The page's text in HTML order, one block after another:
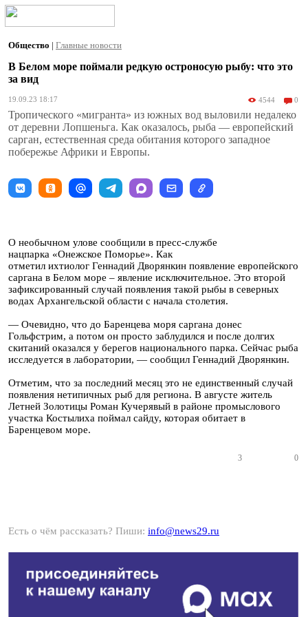
Общество | Главные новости
В Белом море поймали редкую остроносую рыбу: что это
за вид
19.09.23 18:17 4544 0
Тропического «мигранта» из южных вод выловили недалеко
от деревни Лопшеньга. Как оказалось, рыба — европейский
сарган, естественная среда обитания которого западное
побережье Африки и Европы.
О необычном улове сообщили в пресс-службе
нацпарка «Онежское Поморье». Как
отметил ихтиолог Геннадий Дворянкин появление европейского
саргана в Белом море – явление исключительное. Это второй
зафиксированный случай появления такой рыбы в северных
водах Архангельской области с начала столетия.
— Очевидно, что до Баренцева моря саргана донес
Гольфстрим, а потом он просто заблудился и после долгих
скитаний оказался у берегов национального парка. Сейчас рыба
исследуется в лаборатории, — сообщил Геннадий Дворянкин.
Отметим, что за последний месяц это не единственный случай
появления нетипичных рыб для региона. В августе житель
Летней Золотицы Роман Кучерявый в районе промыслового
участка Костылиха поймал сайду, которая обитает в
Баренцевом море.
3 0
Есть о чём рассказать? Пиши: info@news29.ru